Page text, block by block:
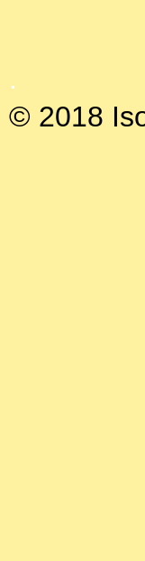
.
© 2018